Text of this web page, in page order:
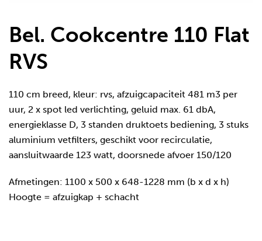
Bel. Cookcentre 110 Flat
RVS
110 cm breed, kleur: rvs, afzuigcapaciteit 481 m3 per
uur, 2 x spot led verlichting, geluid max. 61 dbA,
energieklasse D, 3 standen druktoets bediening, 3 stuks
aluminium vetfilters, geschikt voor recirculatie,
aansluitwaarde 123 watt, doorsnede afvoer 150/120
Afmetingen: 1100 x 500 x 648-1228 mm (b x d x h)
Hoogte = afzuigkap + schacht